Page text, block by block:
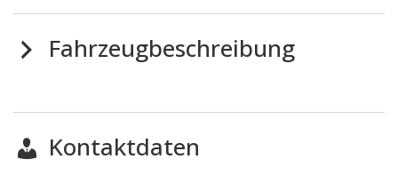
Fahrzeugbeschreibung
Kontaktdaten